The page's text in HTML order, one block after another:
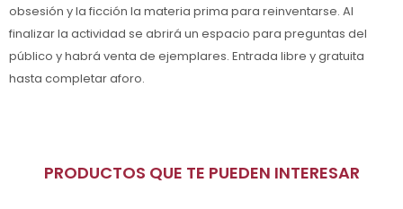
obsesión y la ficción la materia prima para reinventarse. Al
finalizar la actividad se abrirá un espacio para preguntas del
público y habrá venta de ejemplares. Entrada libre y gratuita
hasta completar aforo.
PRODUCTOS QUE TE PUEDEN INTERESAR